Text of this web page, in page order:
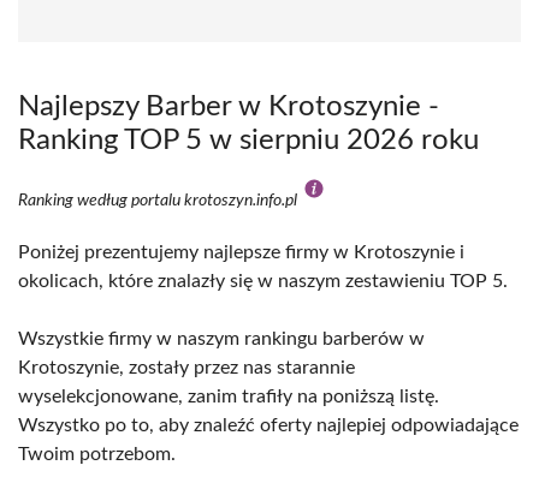
Najlepszy Barber w Krotoszynie -
Ranking TOP 5 w sierpniu 2026 roku
Ranking według portalu krotoszyn.info.pl
Poniżej prezentujemy najlepsze firmy w Krotoszynie i
okolicach, które znalazły się w naszym zestawieniu TOP 5.
Wszystkie firmy w naszym rankingu barberów w
Krotoszynie, zostały przez nas starannie
wyselekcjonowane, zanim trafiły na poniższą listę.
Wszystko po to, aby znaleźć oferty najlepiej odpowiadające
Twoim potrzebom.